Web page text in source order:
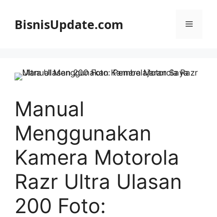
BisnisUpdate.com Menu
Manual
Menggunakan
Kamera Motorola
Razr Ultra Ulasan
200 Foto: